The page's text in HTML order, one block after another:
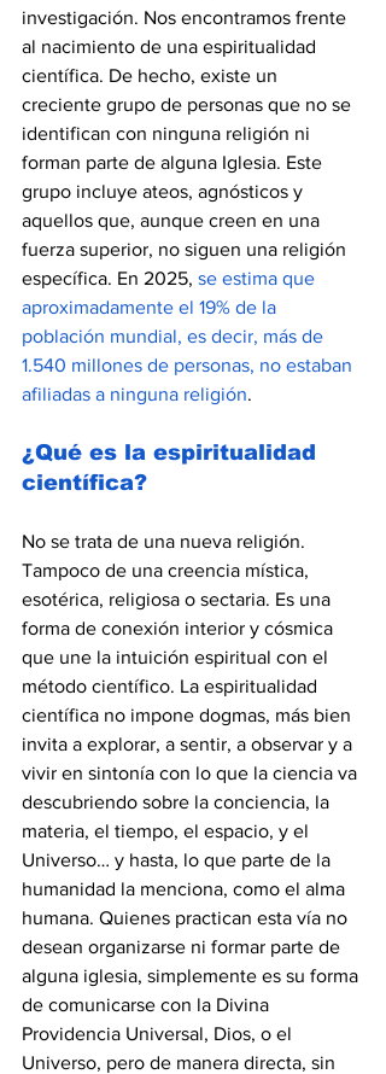
investigación. Nos encontramos frente
al nacimiento de una espiritualidad
científica. De hecho, existe un
creciente grupo de personas que no se
identifican con ninguna religión ni
forman parte de alguna Iglesia. Este
grupo incluye ateos, agnósticos y
aquellos que, aunque creen en una
fuerza superior, no siguen una religión
específica. En 2025, se estima que
aproximadamente el 19% de la
población mundial, es decir, más de
1.540 millones de personas, no estaban
afiliadas a ninguna religión.
¿Qué es la espiritualidad
científica?
No se trata de una nueva religión.
Tampoco de una creencia mística,
esotérica, religiosa o sectaria. Es una
forma de conexión interior y cósmica
que une la intuición espiritual con el
método científico. La espiritualidad
científica no impone dogmas, más bien
invita a explorar, a sentir, a observar y a
vivir en sintonía con lo que la ciencia va
descubriendo sobre la conciencia, la
materia, el tiempo, el espacio, y el
Universo… y hasta, lo que parte de la
humanidad la menciona, como el alma
humana. Quienes practican esta vía no
desean organizarse ni formar parte de
alguna iglesia, simplemente es su forma
de comunicarse con la Divina
Providencia Universal, Dios, o el
Universo, pero de manera directa, sin